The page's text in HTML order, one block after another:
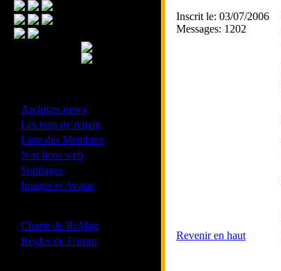
Archives news
Les tops de rcmag
Liste des Membres
Nos liens web
Sondages
Images et Avatar
Charte de RcMag
Règles du Forum
Inscrit le: 03/07/2006
Messages: 1202
Revenir en haut